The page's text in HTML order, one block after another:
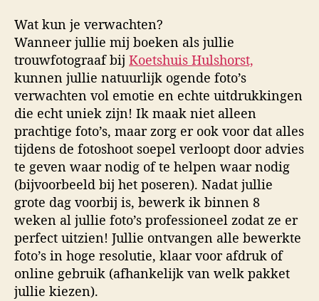
Wat kun je verwachten?
Wanneer jullie mij boeken als jullie
trouwfotograaf bij Koetshuis Hulshorst,
kunnen jullie natuurlijk ogende foto’s
verwachten vol emotie en echte uitdrukkingen
die echt uniek zijn! Ik maak niet alleen
prachtige foto’s, maar zorg er ook voor dat alles
tijdens de fotoshoot soepel verloopt door advies
te geven waar nodig of te helpen waar nodig
(bijvoorbeeld bij het poseren). Nadat jullie
grote dag voorbij is, bewerk ik binnen 8
weken al jullie foto’s professioneel zodat ze er
perfect uitzien! Jullie ontvangen alle bewerkte
foto’s in hoge resolutie, klaar voor afdruk of
online gebruik (afhankelijk van welk pakket
jullie kiezen).